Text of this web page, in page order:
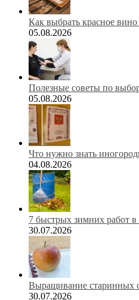
Как выбрать красное вино
05.08.2026
Полезные советы по
05.08.2026
Что нужно знать
04.08.2026
7 быстрых зимних работ в
30.07.2026
Выращивание старинных
30.07.2026